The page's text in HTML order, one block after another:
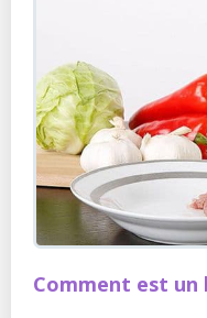
Comment est un